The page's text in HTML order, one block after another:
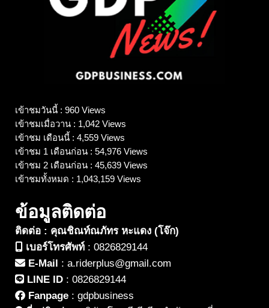
เข้าชมวันนี้ : 960 Views
เข้าชมเมื่อวาน : 1,042 Views
เข้าชม เดือนนี้ : 4,559 Views
เข้าชม 1 เดือนก่อน : 54,976 Views
เข้าชม 2 เดือนก่อน : 45,639 Views
เข้าชมทั้งหมด : 1,043,159 Views
ข้อมูลติดต่อ
ติดต่อ : คุณชิณท์ณภัทร หะแดง (โจ๊ก)
เบอร์โทรศัพท์ : 0826829144
E-Mail
: a.riderplus@gmail.com
LINE ID : 0826829144
Fanpage : gdpbusiness